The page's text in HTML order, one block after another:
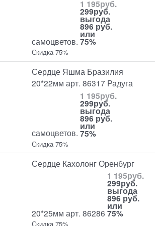
самоцветов.
1 195руб.
299руб.
выгода
896 руб.
или
75%
Скидка 75%
Сердце Яшма Бразилия
20*22мм арт. 86317 Радуга
самоцветов.
1 195руб.
299руб.
выгода
896 руб.
или
75%
Скидка 75%
Сердце Кахолонг Оренбург
20*25мм арт. 86286
1 195руб.
299руб.
выгода
896 руб.
или
75%
Скидка 75%